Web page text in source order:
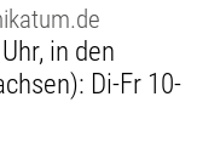
in den
Di-Fr 10-